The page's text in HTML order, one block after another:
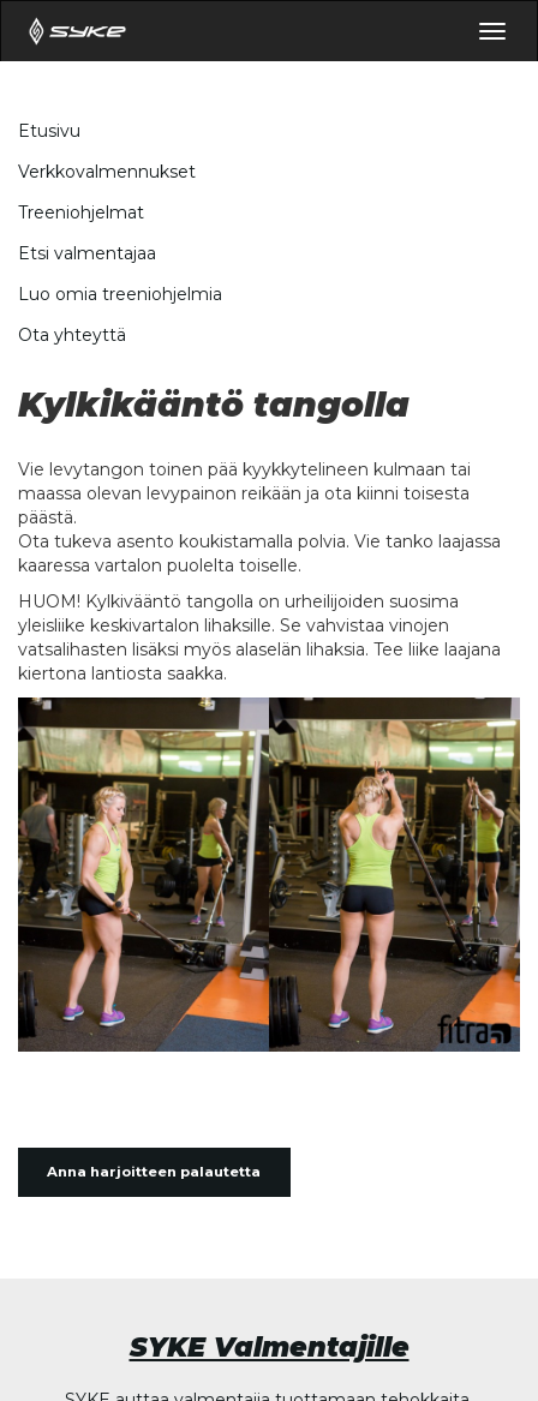
Etusivu
Verkkovalmennukset
Treeniohjelmat
Etsi valmentajaa
Luo omia treeniohjelmia
Ota yhteyttä
Kylkikääntö tangolla
Vie levytangon toinen pää kyykkytelineen kulmaan tai
maassa olevan levypainon reikään ja ota kiinni toisesta
päästä.
Ota tukeva asento koukistamalla polvia. Vie tanko laajassa
kaaressa vartalon puolelta toiselle.
HUOM! Kylkivääntö tangolla on urheilijoiden suosima
yleisliike keskivartalon lihaksille. Se vahvistaa vinojen
vatsalihasten lisäksi myös alaselän lihaksia. Tee liike laajana
kiertona lantiosta saakka.
Anna harjoitteen palautetta
SYKE Valmentajille